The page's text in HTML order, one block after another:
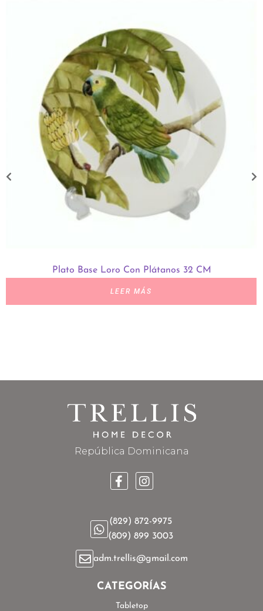
Plato Base Loro Con Plátanos 32 CM
LEER MÁS
República Dominicana
(829) 872-9975
(809) 899 3003
adm.trellis@gmail.com
CATEGORÍAS
Tabletop